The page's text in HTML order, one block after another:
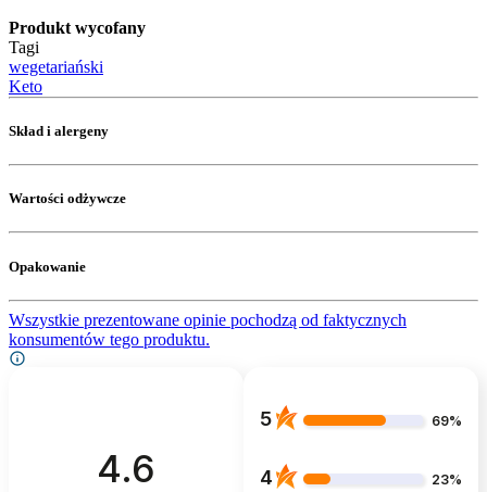
Produkt wycofany
Tagi
wegetariański
Keto
Skład i alergeny
Wartości odżywcze
Opakowanie
Wszystkie prezentowane opinie pochodzą od faktycznych
konsumentów tego produktu.
4.6
5 69%
4 23%